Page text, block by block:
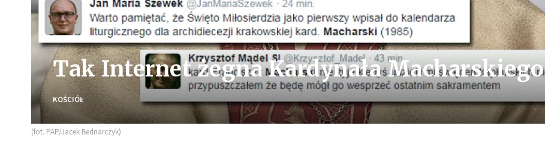
Tak Internet żegna Kardynała Macharskiego
KOŚCIÓŁ
(fot. PAP/Jacek Bednarczyk)